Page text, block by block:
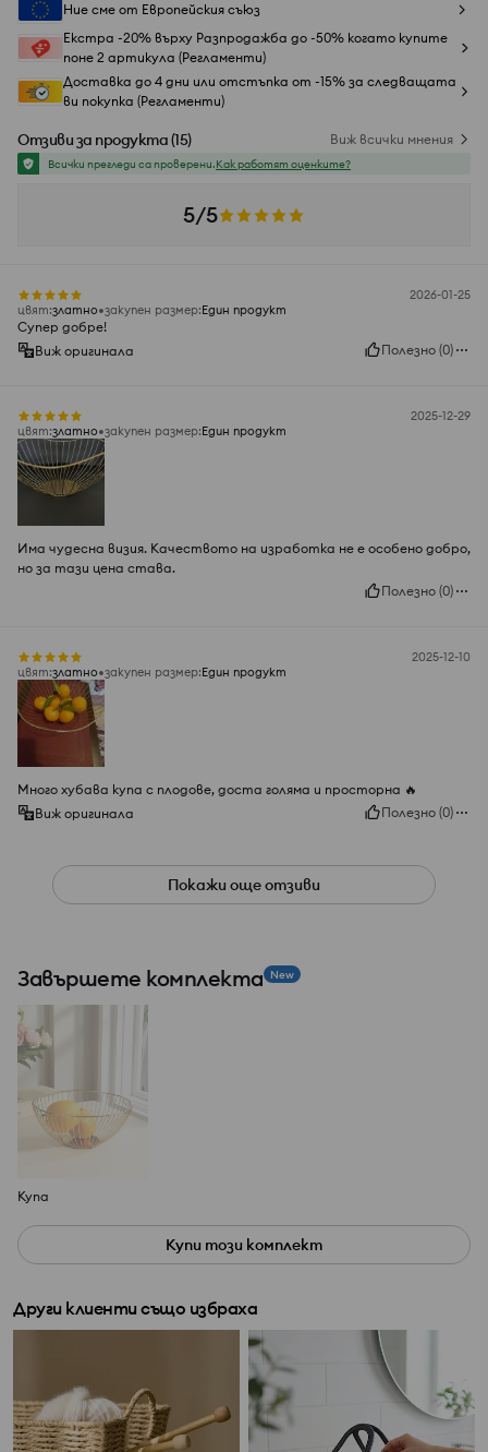
Ние сме от Европейския съюз
Екстра -20% върху Разпродажба до -50% когато купите
поне 2 артикула (Регламенти)
Доставка до 4 дни или отстъпка от -15% за следващата
ви покупка (Регламенти)
Отзиви за продукта(15) Виж всички мнения
Всички прегледи са проверени.Как работят оценките?
5/5
2026-01-25
цвят:златно закупен размер:Един продукт
Супер добре!
Виж оригинала
Полезно (0)
2025-12-29
цвят:златно закупен размер:Един продукт
Има чудесна визия. Качеството на изработка не е особено добро,
но за тази цена става.
Полезно (0)
2025-12-10
цвят:златно закупен размер:Един продукт
Много хубава купа с плодове, доста голяма и просторна 🔥
Виж оригинала
Полезно (0)
Покажи още отзиви
Завършете комплекта New
Купа
Купи този комплект
Други клиенти също избраха